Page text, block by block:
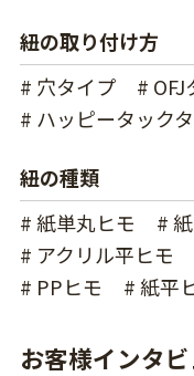
紐の取り付け方
# 穴タイプ
#
# ハッピータック
紐の種類
# 紙単丸ヒモ
#
# アクリル平ヒモ
# PPヒモ
# 紙平
お客様インタ